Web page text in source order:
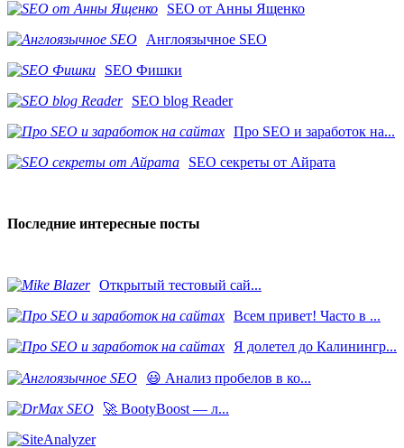
SEO от Анны Ященко
Англоязычное SEO
SEO Фишки
SEO blog Reader
Про SEO и заработок на...
SEO секреты от Айрата
Последние интересные посты
​Открытый тестовый сай...
Всем привет! Часто в ...
Я долетел до Калинингр...
😃 Анализ пробелов в ко...
🚀 BootyBoost — л...